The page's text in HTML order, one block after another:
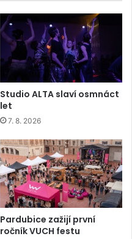
Studio ALTA slaví osmnáct
let
7. 8. 2026
Pardubice zažijí první
ročník VUCH festu